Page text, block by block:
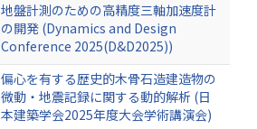
地盤計測のための高精度三軸加速度計
の開発 (Dynamics and Design
Conference 2025(D&D2025))
偏心を有する歴史的木骨石造建造物の
微動・地震記録に関する動的解析 (日
本建築学会2025年度大会学術講演会)